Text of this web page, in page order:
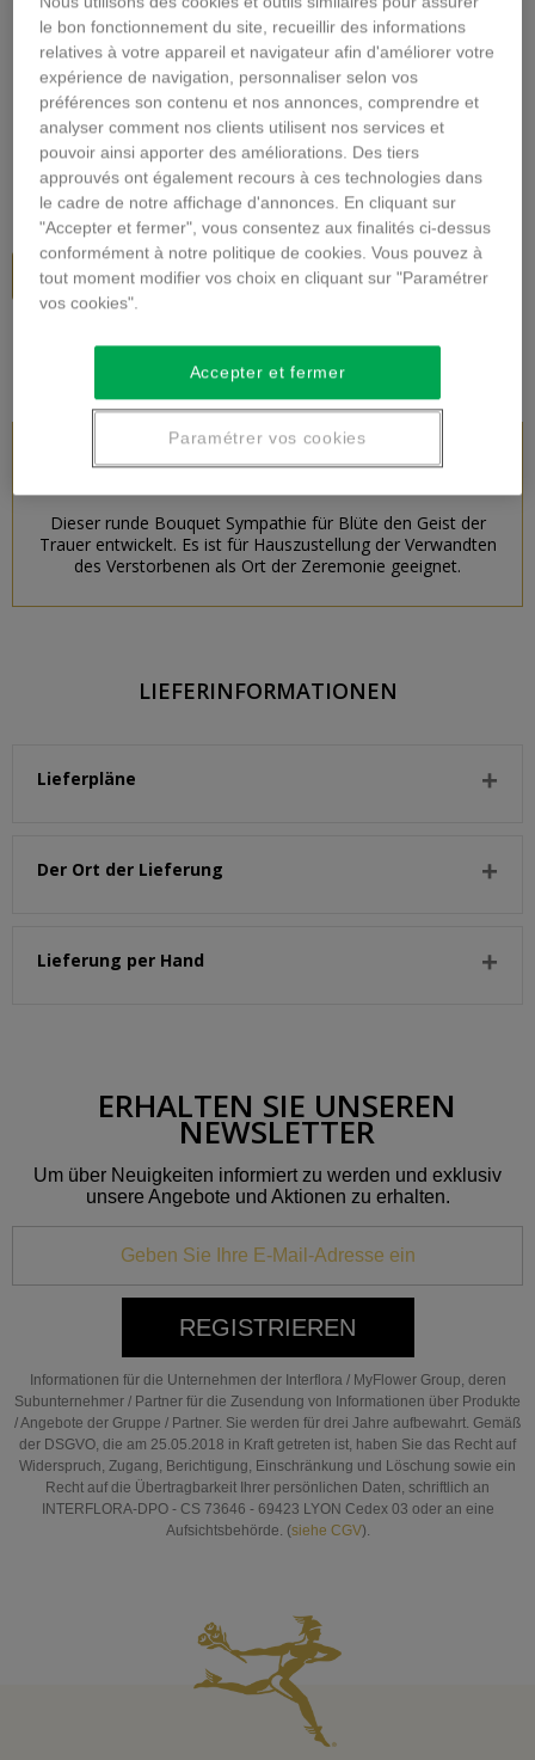
Vergrößern
TRAUER BLUMENSTRAUSS
Beschreibung
60,00 €inkl. MwSt.
In den Warenkorb
PRODUKTBESCHREIBUNG
Dieser runde Bouquet Sympathie für Blüte den Geist der
Trauer entwickelt. Es ist für Hauszustellung der Verwandten
des Verstorbenen als Ort der Zeremonie geeignet.
LIEFERINFORMATIONEN
Lieferpläne
Der Ort der Lieferung
Lieferung per Hand
ERHALTEN SIE UNSEREN
NEWSLETTER
Um über Neuigkeiten informiert zu werden und exklusiv
unsere Angebote und Aktionen zu erhalten.
REGISTRIEREN
Informationen für die Unternehmen der Interflora / MyFlower Group, deren
Subunternehmer / Partner für die Zusendung von Informationen über Produkte
/ Angebote der Gruppe / Partner. Sie werden für drei Jahre aufbewahrt. Gemäß
der DSGVO, die am 25.05.2018 in Kraft getreten ist, haben Sie das Recht auf
Widerspruch, Zugang, Berichtigung, Einschränkung und Löschung sowie ein
Recht auf die Übertragbarkeit Ihrer persönlichen Daten, schriftlich an
INTERFLORA-DPO - CS 73646 - 69423 LYON Cedex 03 oder an eine
Aufsichtsbehörde. (siehe CGV).
le bon fonctionnement du site, recueillir des informations
relatives à votre appareil et navigateur afin d'améliorer votre
expérience de navigation, personnaliser selon vos
préférences son contenu et nos annonces, comprendre et
analyser comment nos clients utilisent nos services et
pouvoir ainsi apporter des améliorations. Des tiers
approuvés ont également recours à ces technologies dans
le cadre de notre affichage d'annonces. En cliquant sur
"Accepter et fermer", vous consentez aux finalités ci-dessus
conformément à notre politique de cookies. Vous pouvez à
tout moment modifier vos choix en cliquant sur "Paramétrer
vos cookies".
Accepter et fermer
Paramétrer vos cookies